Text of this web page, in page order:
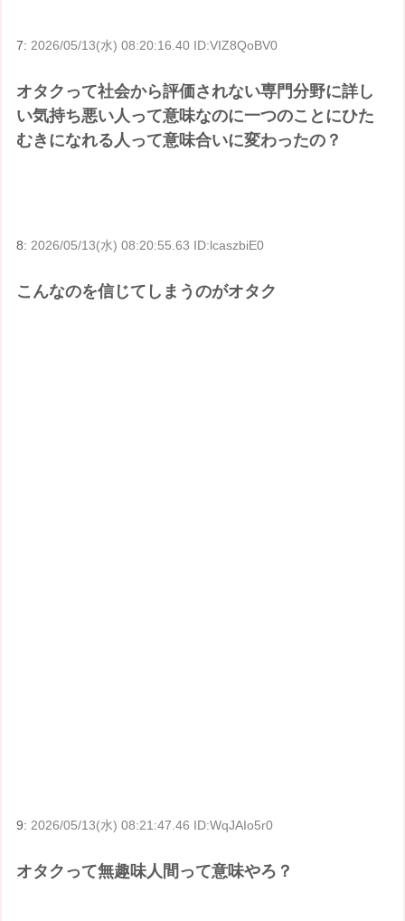
7: 2026/05/13(水) 08:20:16.40 ID:VIZ8QoBV0
オタクって社会から評価されない専門分野に詳し
い気持ち悪い人って意味なのに一つのことにひた
むきになれる人って意味合いに変わったの？
8: 2026/05/13(水) 08:20:55.63 ID:lcaszbiE0
こんなのを信じてしまうのがオタク
9: 2026/05/13(水) 08:21:47.46 ID:WqJAIo5r0
オタクって無趣味人間って意味やろ？